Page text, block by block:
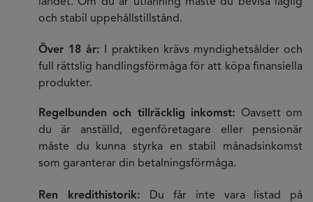
och stabil uppehållstillstånd.
Över 18 år: I praktiken krävs myndighetsålder och
full rättslig handlingsförmåga för att köpa finansiella
produkter.
Regelbunden och tillräcklig inkomst: Oavsett om
du är anställd, egenföretagare eller pensionär
måste du kunna styrka en stabil månadsinkomst
som garanterar din betalningsförmåga.
Ren kredithistorik: Du får inte vara listad på